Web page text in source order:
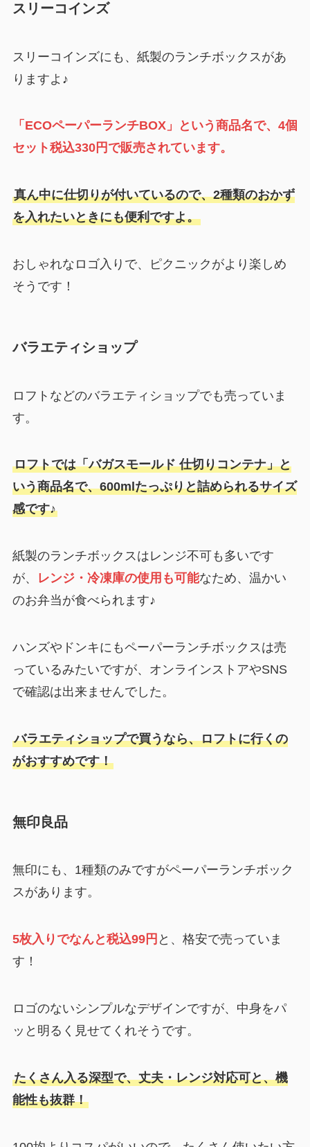
スリーコインズ
スリーコインズにも、紙製のランチボックスがあ
りますよ♪
「ECOペーパーランチBOX」という商品名で、4個
セット税込330円で販売されています。
真ん中に仕切りが付いているので、2種類のおかず
を入れたいときにも便利ですよ。
おしゃれなロゴ入りで、ピクニックがより楽しめ
そうです！
バラエティショップ
ロフトなどのバラエティショップでも売っていま
す。
ロフトでは「バガスモールド 仕切りコンテナ」と
いう商品名で、600mlたっぷりと詰められるサイズ
感です♪
紙製のランチボックスはレンジ不可も多いです
が、
レンジ・冷凍庫の使用も可能なため、温かい
のお弁当が食べられます♪
ハンズやドンキにもペーパーランチボックスは売
っているみたいですが、オンラインストアやSNS
で確認は出来ませんでした。
バラエティショップで買うなら、ロフトに行くの
がおすすめです！
無印良品
無印にも、1種類のみですがペーパーランチボック
スがあります。
5枚入りでなんと税込99円 と、格安で売っていま
す！
ロゴのないシンプルなデザインですが、中身をパ
ッと明るく見せてくれそうです。
たくさん入る深型で、丈夫・レンジ対応可と、機
能性も抜群！